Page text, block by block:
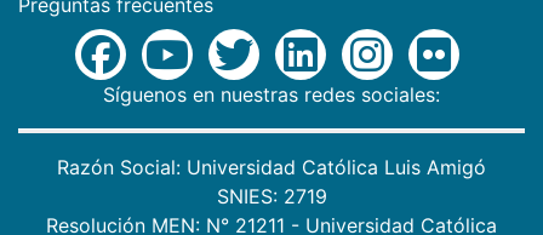
Síguenos en nuestras redes sociales:
Razón Social: Universidad Católica Luis Amigó
SNIES: 2719
Resolución MEN: N° 21211 - Universidad Católica